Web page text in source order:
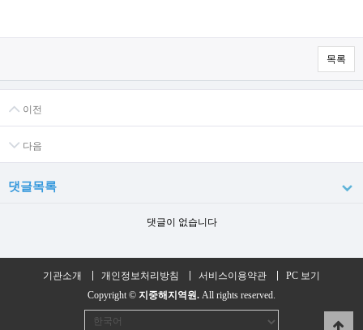
목록
이전
다음
댓글목록
댓글이 없습니다
기관소개 개인정보처리방침 서비스이용약관
PC 보기
Copyright © 지중해지역원. All rights reserved.